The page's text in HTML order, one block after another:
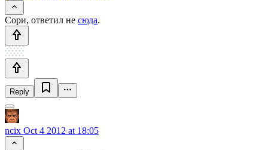
Сори, ответил не сюда.
Reply
ncix Oct 4 2012 at 18:05